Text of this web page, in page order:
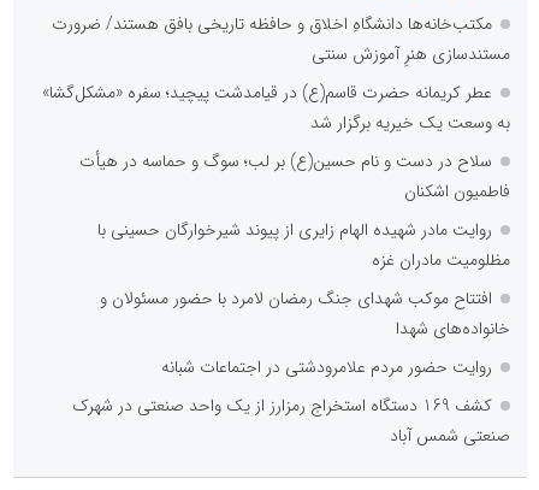
مکتب‌خانه‌ها دانشگاهِ اخلاق و حافظه تاریخی بافق هستند/ ضرورت
مستندسازی هنرِ آموزش سنتی
عطر کریمانه حضرت قاسم(ع) در قیامدشت پیچید؛ سفره «مشکل‌گشا»
به وسعت یک خیریه برگزار شد
سلاح در دست و نام حسین(ع) بر لب؛ سوگ و حماسه در هیأت
فاطمیون اشکنان
روایت مادر شهیده الهام زایری از پیوند شیرخوارگان حسینی با
مظلومیت مادران غزه
افتتاح موکب شهدای جنگ رمضان لامرد با حضور مسئولان و
خانواده‌های شهدا
روایت حضور مردم علامرودشتی در اجتماعات شبانه
کشف 169 دستگاه استخراج رمزارز از یک واحد صنعتی در شهرک
صنعتی شمس آباد